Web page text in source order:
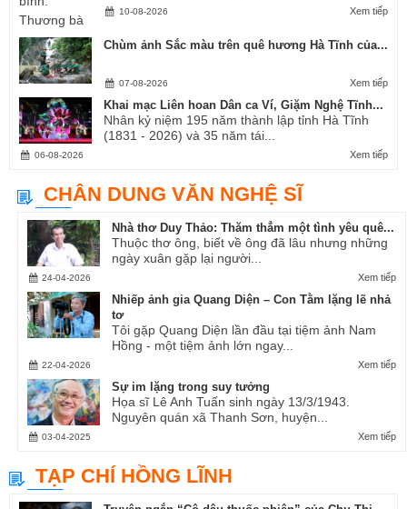
Xem tiếp
10-08-2026
Chùm ảnh Sắc màu trên quê hương Hà Tĩnh của...
Xem tiếp
07-08-2026
Khai mạc Liên hoan Dân ca Ví, Giặm Nghệ Tĩnh...
Nhân kỷ niệm 195 năm thành lập tỉnh Hà Tĩnh
(1831 - 2026) và 35 năm tái...
Xem tiếp
06-08-2026
CHÂN DUNG VĂN NGHỆ SĨ
Nhà thơ Duy Thảo: Thăm thẳm một tình yêu quê...
Thuộc thơ ông, biết về ông đã lâu nhưng những
ngày xuân gặp lại người...
Xem tiếp
24-04-2026
Nhiếp ảnh gia Quang Diện – Con Tằm lặng lẽ nhả
tơ
Tôi gặp Quang Diện lần đầu tại tiệm ảnh Nam
Hồng - một tiệm ảnh lớn ngay...
Xem tiếp
22-04-2026
Sự im lặng trong suy tưởng
Họa sĩ Lê Anh Tuấn sinh ngày 13/3/1943.
Nguyên quán xã Thanh Sơn, huyện...
Xem tiếp
03-04-2025
TẠP CHÍ HỒNG LĨNH